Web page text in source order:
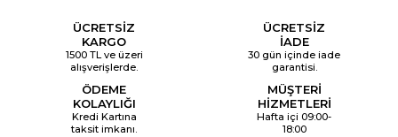
ÜCRETSİZ
KARGO
1500 TL ve üzeri
alışverişlerde.
ÜCRETSİZ
İADE
30 gün içinde iade
garantisi.
ÖDEME
KOLAYLIĞI
Kredi Kartına
taksit imkanı.
MÜŞTERİ
HİZMETLERİ
Hafta içi 09:00-
18:00